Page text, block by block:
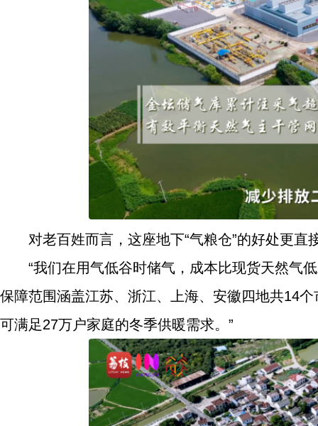
对老百姓而言，这座地下“气粮仓”的好处更直
“我们在用气低谷时储气，成本比现货天然气
保障范围涵盖江苏、浙江、上海、安徽四地共14
可满足27万户家庭的冬季供暖需求。”